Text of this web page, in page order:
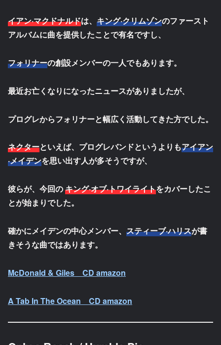
イアン·マクドナルドは、 キング·クリムゾンのファースト
アルバムに曲を提供したことで有名ですし、
フォリナーの創設メンバーの一人でもあります。
最近お亡くなりになったニュースがありましたが、
プログレからフォリナーと幅広く活動してきた方でした。
ネクターといえば、プログレバンドというよりもアイアン
·メイデンを思い出す人が多そうですが、
彼らが、今回のキング·オブ·トワイライトをカバーしたこ
とが始まりでした。
確かにメイデンの中心メンバー、 スティーブ·ハリスが書
きそうな曲ではあります。
McDonald & Giles CD amazon
A Tab In The Ocean CD amazon